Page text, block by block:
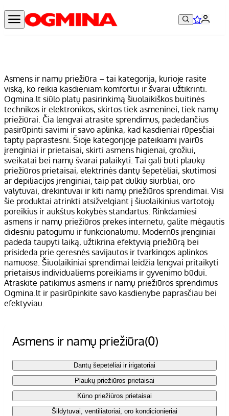
Asmens ir namų priežiūra – tai kategorija, kurioje rasite
viską, ko reikia kasdieniam komfortui ir švarai užtikrinti.
Ogmina.lt siūlo platų pasirinkimą šiuolaikiškos buitinės
technikos ir elektronikos, skirtos tiek asmeninei, tiek namų
priežiūrai. Čia lengvai atrasite sprendimus, padedančius
pasirūpinti savimi ir savo aplinka, kad kasdieniai rūpesčiai
taptų paprastesni. Šioje kategorijoje pateikiami įvairūs
įrenginiai ir prietaisai, skirti asmens higienai, grožiui,
sveikatai bei namų švarai palaikyti. Tai gali būti plaukų
priežiūros prietaisai, elektrinės dantų šepetėliai, skutimosi
ar depiliacijos įrenginiai, taip pat dulkių siurbliai, oro
valytuvai, drėkintuvai ir kiti namų priežiūros sprendimai. Visi
šie produktai atrinkti atsižvelgiant į šiuolaikinius vartotojų
poreikius ir aukštus kokybės standartus. Rinkdamiesi
asmens ir namų priežiūros prekes internetu, galite mėgautis
didesniu patogumu ir funkcionalumu. Modernūs įrenginiai
padeda taupyti laiką, užtikrina efektyvią priežiūrą bei
prisideda prie geresnės savijautos ir tvarkingos aplinkos
namuose. Šiuolaikiniai sprendimai leidžia lengvai pritaikyti
prietaisus individualiems poreikiams ir gyvenimo būdui.
Atraskite patikimus asmens ir namų priežiūros sprendimus
Ogmina.lt ir pasirūpinkite savo kasdienybe paprasčiau bei
efektyviau.
Asmens ir namų priežiūra(0)
Dantų šepetėliai ir irigatoriai
Plaukų priežiūros prietaisai
Kūno priežiūros prietaisai
Šildytuvai, ventiliatoriai, oro kondicionieriai